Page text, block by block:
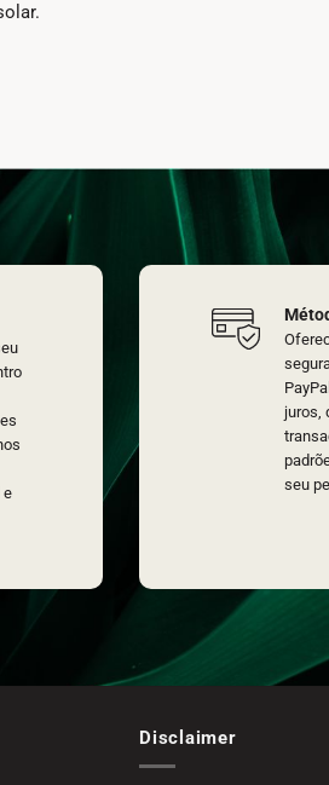
e
juros,
seu
Disclaimer